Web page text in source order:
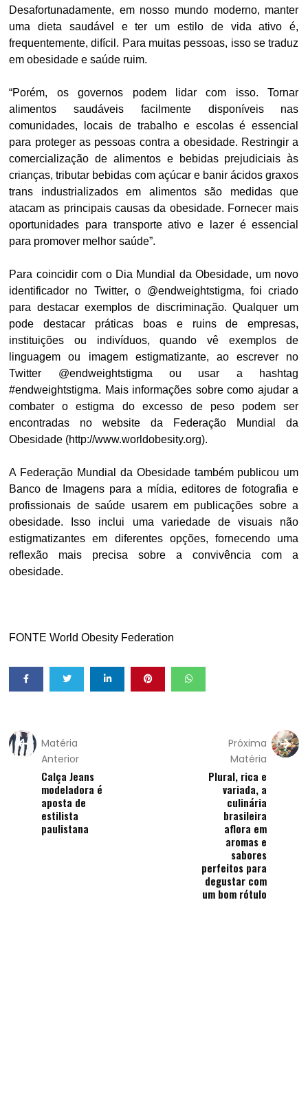
Desafortunadamente, em nosso mundo moderno, manter
uma dieta saudável e ter um estilo de vida ativo é,
frequentemente, difícil. Para muitas pessoas, isso se traduz
em obesidade e saúde ruim.
“Porém, os governos podem lidar com isso. Tornar
alimentos saudáveis facilmente disponíveis nas
comunidades, locais de trabalho e escolas é essencial
para proteger as pessoas contra a obesidade. Restringir a
comercialização de alimentos e bebidas prejudiciais às
crianças, tributar bebidas com açúcar e banir ácidos graxos
trans industrializados em alimentos são medidas que
atacam as principais causas da obesidade. Fornecer mais
oportunidades para transporte ativo e lazer é essencial
para promover melhor saúde”.
Para coincidir com o Dia Mundial da Obesidade, um novo
identificador no Twitter, o @endweightstigma, foi criado
para destacar exemplos de discriminação. Qualquer um
pode destacar práticas boas e ruins de empresas,
instituições ou indivíduos, quando vê exemplos de
linguagem ou imagem estigmatizante, ao escrever no
Twitter @endweightstigma ou usar a hashtag
#endweightstigma. Mais informações sobre como ajudar a
combater o estigma do excesso de peso podem ser
encontradas no website da Federação Mundial da
Obesidade (http://www.worldobesity.org).
A Federação Mundial da Obesidade também publicou um
Banco de Imagens para a mídia, editores de fotografia e
profissionais de saúde usarem em publicações sobre a
obesidade. Isso inclui uma variedade de visuais não
estigmatizantes em diferentes opções, fornecendo uma
reflexão mais precisa sobre a convivência com a
obesidade.
FONTE World Obesity Federation
Matéria
Anterior
Calça Jeans
modeladora é
aposta de
estilista
paulistana
Próxima
Matéria
Plural, rica e
variada, a
culinária
brasileira
aflora em
aromas e
sabores
perfeitos para
degustar com
um bom rótulo